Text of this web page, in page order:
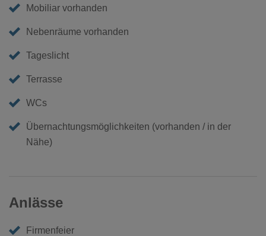
Mobiliar vorhanden
Nebenräume vorhanden
Tageslicht
Terrasse
WCs
Übernachtungsmöglichkeiten (vorhanden / in der
Nähe)
Anlässe
Firmenfeier